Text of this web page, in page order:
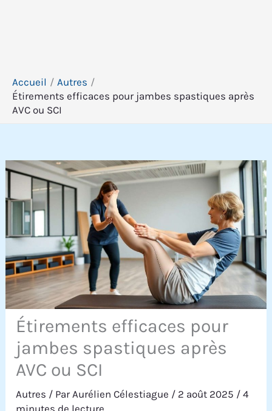
Accueil
Autres
Étirements efficaces pour jambes spastiques après
AVC ou SCI
Étirements efficaces pour
jambes spastiques après
AVC ou SCI
Autres / ParAurélien Célestiague / 2 août 2025 /4